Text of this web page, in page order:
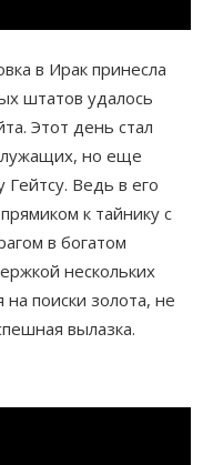
в Ирак принесла
штатов удалось
Этот день стал
но еще
Ведь в его
к тайнику с
в богатом
нескольких
поиски золота, не
вылазка.